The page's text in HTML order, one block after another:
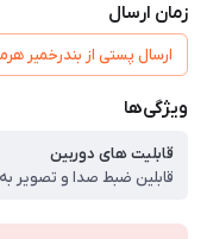
زمان ارسال
ارسال پستی از بندرخمیر
ویژگی‌ها
قابلیت های دوربین